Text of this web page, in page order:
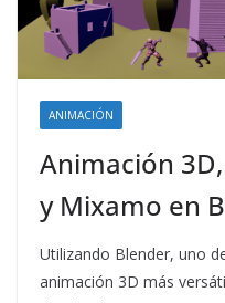
ANIMACIÓN
Animación
y Mixamo en
Utilizando Blender, uno
animación 3D más